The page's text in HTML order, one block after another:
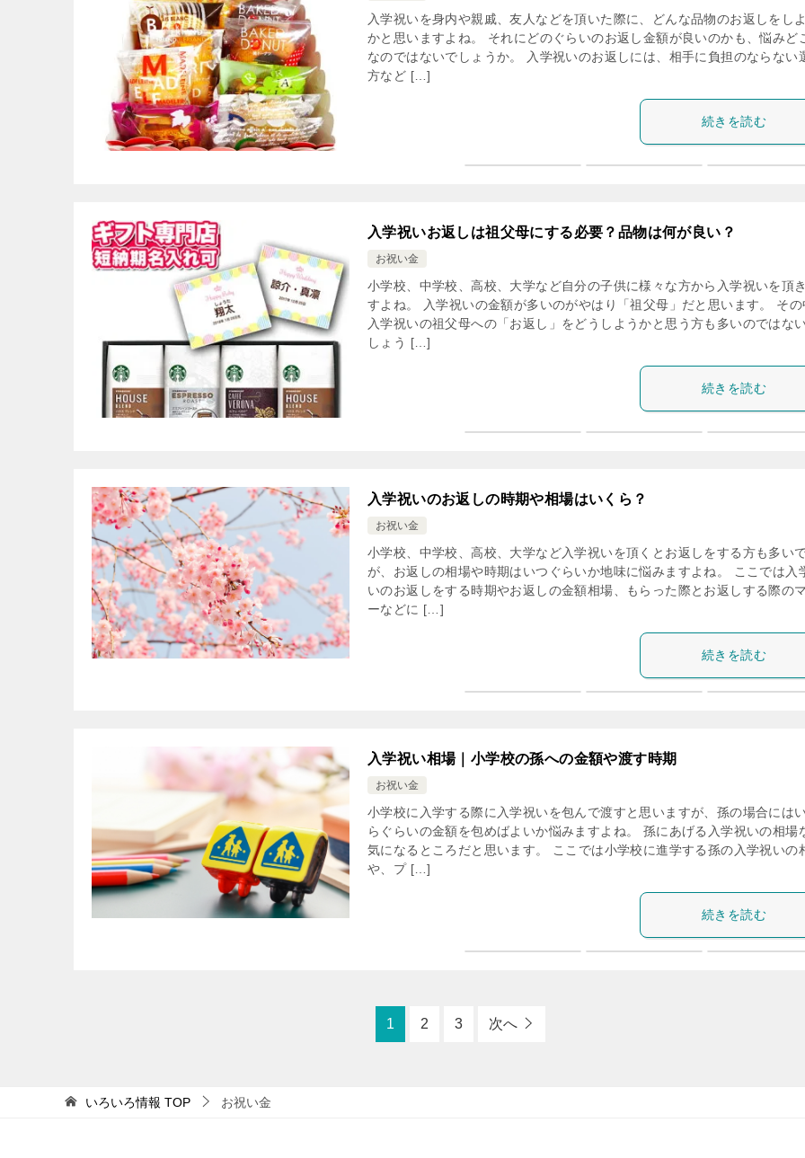
入学祝いを身内や親戚、友人などを頂いた際に、どんな品物のお返しをし
かと思いますよね。 それにどのぐらいのお返し金額が良いのかも、悩みど
なのではないでしょうか。 入学祝いのお返しには、相手に負担のならない
方など […]
続きを読む
入学祝いお返しは祖父母にする必要？品物は何が良い？
お祝い金
小学校、中学校、高校、大学など自分の子供に様々な方から入学祝いを頂
すよね。 入学祝いの金額が多いのがやはり「祖父母」だと思います。 その
入学祝いの祖父母への「お返し」をどうしようかと思う方も多いのではな
しょう […]
続きを読む
入学祝いのお返しの時期や相場はいくら？
お祝い金
小学校、中学校、高校、大学など入学祝いを頂くとお返しをする方も多い
が、お返しの相場や時期はいつぐらいか地味に悩みますよね。 ここでは入
いのお返しをする時期やお返しの金額相場、もらった際とお返しする際の
ーなどに […]
続きを読む
入学祝い相場｜小学校の孫への金額や渡す時期
お祝い金
小学校に入学する際に入学祝いを包んで渡すと思いますが、孫の場合には
らぐらいの金額を包めばよいか悩みますよね。 孫にあげる入学祝いの相場
気になるところだと思います。 ここでは小学校に進学する孫の入学祝いの
や、プ […]
続きを読む
1 2 3 次へ
いろいろ情報 TOP お祝い金